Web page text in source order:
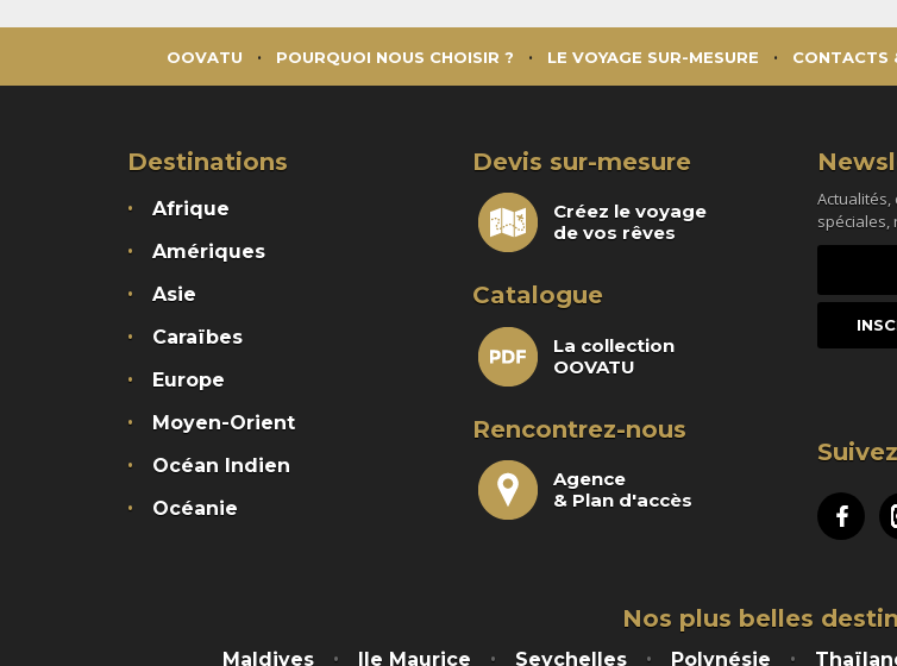
OOVATU POURQUOI NOUS CHOISIR ? LE VOYAGE SUR-MESURE CONTACTS
Destinations
Afrique
Amériques
Asie
Caraïbes
Europe
Moyen-Orient
Océan Indien
Océanie
Devis sur-mesure
Créez le voyage
de vos rêves
Catalogue
La collection
OOVATU
Rencontrez-nous
Agence
& Plan d'accès
spéciales,
Nos plus belles
Maldives Ile Maurice Seychelles Polynésie